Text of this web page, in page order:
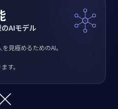
AIモデル
見極めるためのAI。
す。